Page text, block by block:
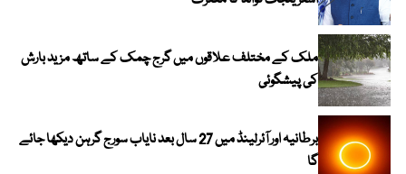
ملک کے مختلف علاقوں میں گرج چمک کے ساتھ مزید بارش
کی پیشگوئی
برطانیہ اور آئرلینڈ میں 27 سال بعد نایاب سورج گرہن دیکھا جائے
گا